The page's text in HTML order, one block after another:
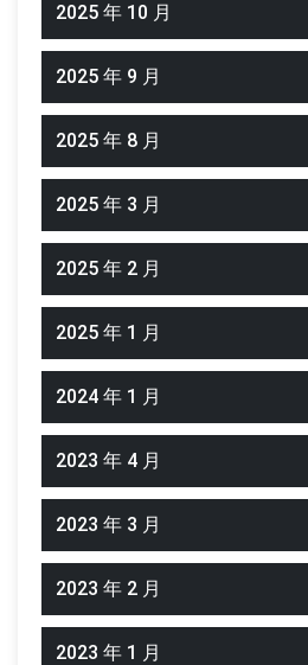
2025 年 10 月
2025 年 9 月
2025 年 8 月
2025 年 3 月
2025 年 2 月
2025 年 1 月
2024 年 1 月
2023 年 4 月
2023 年 3 月
2023 年 2 月
2023 年 1 月